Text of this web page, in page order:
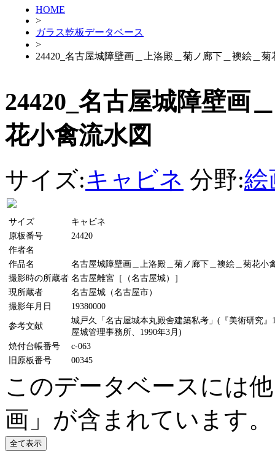
HOME
>
ガラス乾板データベース
>
24420_名古屋城障壁画＿上洛殿＿菊ノ廊下＿襖絵＿
24420_名古屋城障壁画
花小禽流水図
サイズ:キャビネ 分野:絵
サイズ
キャビネ
原板番号
24420
作者名
作品名
名古屋城障壁画＿上洛殿＿菊ノ廊下＿襖絵＿菊花小
撮影時の所蔵者 名古屋離宮［（名古屋城）］
現所蔵者
名古屋城（名古屋市）
撮影年月日
19380000
参考文献
城戸久「名古屋城本丸殿舍建築私考」(『美術研究
屋城管理事務所、1990年3月)
焼付台帳番号
c-063
旧原板番号
00345
このデータベースには
画」が含まれています。